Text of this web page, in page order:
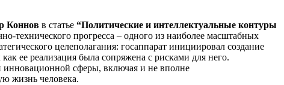
Коннов в статье “Политические и интеллектуальные контуры
технического прогресса – одного из наиболее масштабных
целеполагания: госаппарат инициировал создание
ее реализация была сопряжена с рисками для него.
инновационной сферы, включая и не вполне
жизнь человека.